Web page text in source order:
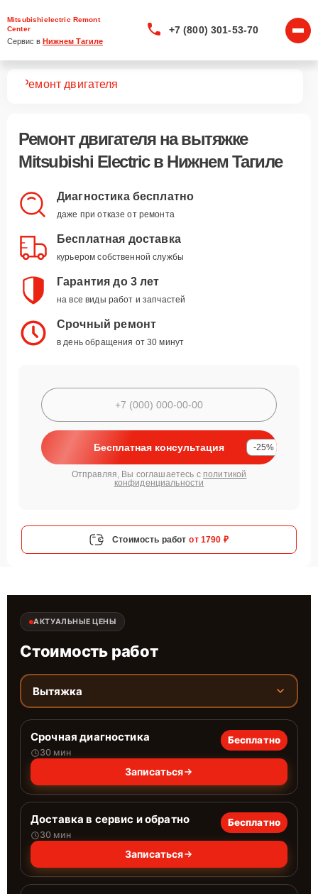
Mitsubishielectric Remont
Center
Сервис в Нижнем Тагиле
+7 (800) 301-53-70
Ремонт двигателя
Ремонт двигателяна вытяжке
Mitsubishi Electric в Нижнем Тагиле
Диагностика бесплатно
даже при отказе от ремонта
Бесплатная доставка
курьером собственной службы
Гарантия до 3 лет
на все виды работ и запчастей
Срочный ремонт
в день обращения от 30 минут
Бесплатная консультация -25%
Отправляя, Вы соглашаетесь с политикой
конфиденциальности
Стоимость работ от 1790 ₽
АКТУАЛЬНЫЕ ЦЕНЫ
Стоимость работ
Вытяжка
Срочная диагностика
30 мин
Бесплатно
Записаться
Доставка в сервис и обратно
30 мин
Бесплатно
Записаться